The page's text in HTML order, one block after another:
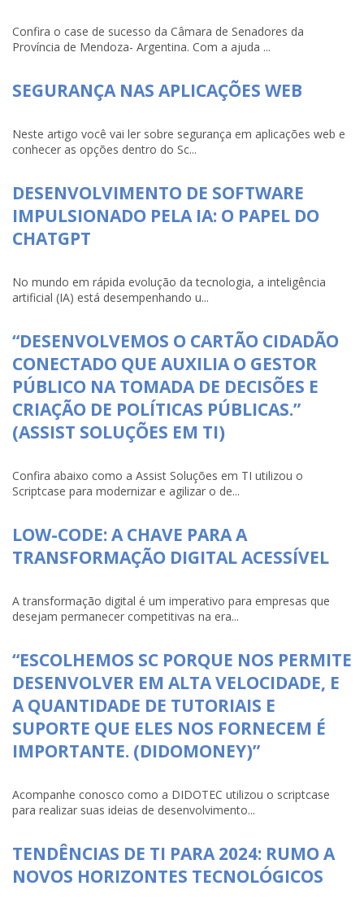
Confira o case de sucesso da Câmara de Senadores da
Província de Mendoza- Argentina. Com a ajuda ...
SEGURANÇA NAS APLICAÇÕES WEB
Neste artigo você vai ler sobre segurança em aplicações web e
conhecer as opções dentro do Sc...
DESENVOLVIMENTO DE SOFTWARE
IMPULSIONADO PELA IA: O PAPEL DO
CHATGPT
No mundo em rápida evolução da tecnologia, a inteligência
artificial (IA) está desempenhando u...
“DESENVOLVEMOS O CARTÃO CIDADÃO
CONECTADO QUE AUXILIA O GESTOR
PÚBLICO NA TOMADA DE DECISÕES E
CRIAÇÃO DE POLÍTICAS PÚBLICAS.”
(ASSIST SOLUÇÕES EM TI)
Confira abaixo como a Assist Soluções em TI utilizou o
Scriptcase para modernizar e agilizar o de...
LOW-CODE: A CHAVE PARA A
TRANSFORMAÇÃO DIGITAL ACESSÍVEL
A transformação digital é um imperativo para empresas que
desejam permanecer competitivas na era...
“ESCOLHEMOS SC PORQUE NOS PERMITE
DESENVOLVER EM ALTA VELOCIDADE, E
A QUANTIDADE DE TUTORIAIS E
SUPORTE QUE ELES NOS FORNECEM É
IMPORTANTE. (DIDOMONEY)”
Acompanhe conosco como a DIDOTEC utilizou o scriptcase
para realizar suas ideias de desenvolvimento...
TENDÊNCIAS DE TI PARA 2024: RUMO A
NOVOS HORIZONTES TECNOLÓGICOS